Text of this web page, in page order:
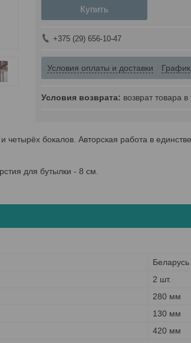
Купить
+375 (29) 656-10-47
Условия оплаты и доставки
возврат товара
четырёх бокалов. Авторская работа в
для бутылки - 8 см.
Беларусь
2 шт.
280 мм
130 мм
420 мм